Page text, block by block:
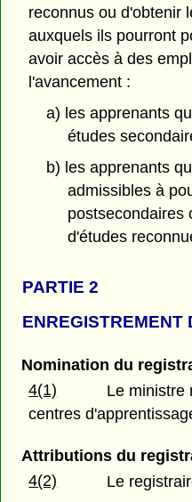
reconnus ou d'obtenir
auxquels ils pourront
avoir accès à des
l'avancement :
a) les apprenants
études
b) les apprenants
admissibles à
postsecondaires
d'études
PARTIE 2
ENREGISTREMENT
Nomination du
4(1)
Le ministre
centres
Attributions du
4(2)
Le